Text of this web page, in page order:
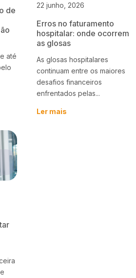
de
até
22 junho, 2026
Erros no faturamento
hospitalar: onde ocorrem
as glosas
As glosas hospitalares
continuam entre os maiores
desafios financeiros
enfrentados pelas...
Ler mais